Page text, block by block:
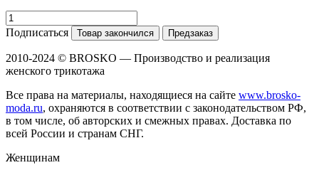
Подписаться Товар закончился Предзаказ
2010-2024 © BROSKO — Производство и реализация
женского трикотажа
Все права на материалы, находящиеся на сайте www.brosko-
moda.ru, охраняются в соответствии с законодательством РФ,
в том числе, об авторских и смежных правах. Доставка по
всей России и странам СНГ.
Женщинам